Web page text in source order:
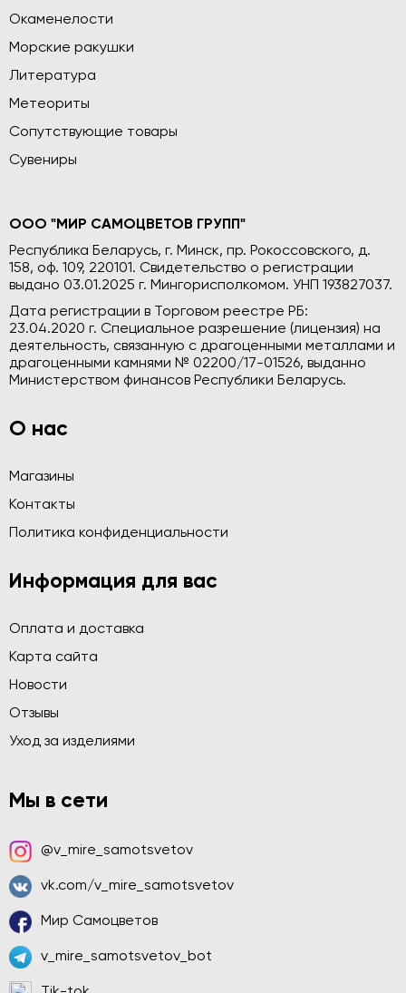
Окаменелости
Морские ракушки
Литература
Метеориты
Сопутствующие товары
Сувениры
ООО "МИР САМОЦВЕТОВ ГРУПП"
Республика Беларусь, г. Минск, пр. Рокоссовского, д.
158, оф. 109, 220101. Свидетельство о регистрации
выдано 03.01.2025 г. Мингорисполкомом. УНП 193827037.
Дата регистрации в Торговом реестре РБ:
23.04.2020 г. Специальное разрешение (лицензия) на
деятельность, связанную с драгоценными металлами и
драгоценными камнями № 02200/17-01526, выданно
Министерством финансов Республики Беларусь.
О нас
Магазины
Контакты
Политика конфиденциальности
Информация для вас
Оплата и доставка
Карта сайта
Новости
Отзывы
Уход за изделиями
Мы в сети
@v_mire_samotsvetov
vk.com/v_mire_samotsvetov
Мир Самоцветов
v_mire_samotsvetov_bot